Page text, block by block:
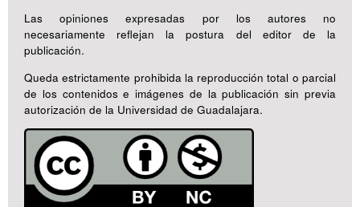
Las opiniones expresadas por los autores no
necesariamente reflejan la postura del editor de la
publicación.
Queda estrictamente prohibida la reproducción total o parcial
de los contenidos e imágenes de la publicación sin previa
autorización de la Universidad de Guadalajara.